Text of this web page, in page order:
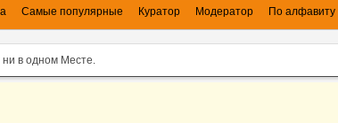
Самые популярные Куратор Модератор По алфавиту
в одном Месте.